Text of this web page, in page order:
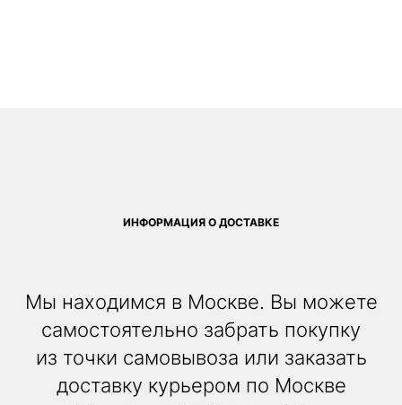
ИНФОРМАЦИЯ О ДОСТАВКЕ
Мы находимся в Москве. Вы можете
самостоятельно забрать покупку
из точки самовывоза или заказать
доставку курьером по Москве